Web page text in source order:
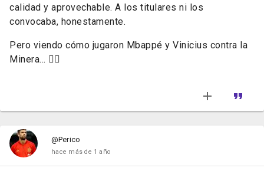
calidad y aprovechable. A los titulares ni los
convocaba, honestamente.
Pero viendo cómo jugaron Mbappé y Vinicius contra la
Minera... 🤦‍♂️
@Perico
hace más de 1 año